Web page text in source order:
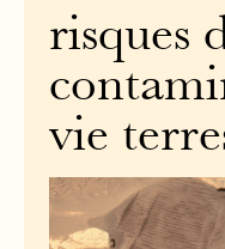
risques
vie